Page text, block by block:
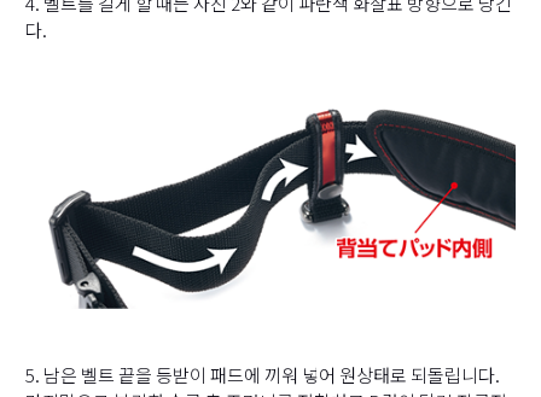
다.
5. 남은 벨트 끝을 등받이 패드에 끼워 넣어 원상태로 되돌립니다.